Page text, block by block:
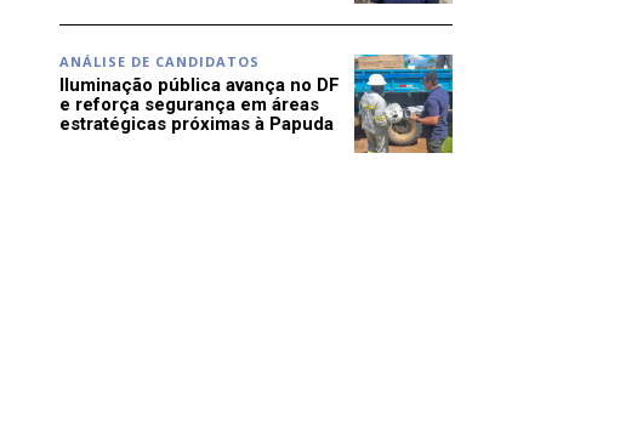
ANÁLISE DE CANDIDATOS
Iluminação pública avança no DF
e reforça segurança em áreas
estratégicas próximas à Papuda